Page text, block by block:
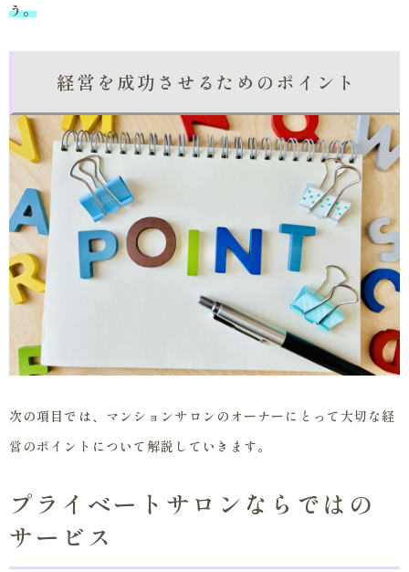
う。
経営を成功させるためのポイント
次の項目では、マンションサロンのオーナーにとって大切な経
営のポイントについて解説していきます。
プライベートサロンならではの
サービス